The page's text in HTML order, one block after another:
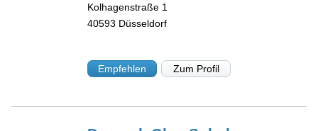
Kolhagenstraße 1
40593 Düsseldorf
Empfehlen Zum Profil